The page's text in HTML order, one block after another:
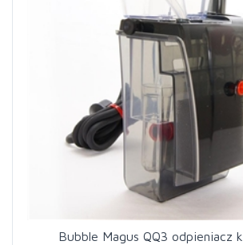
Bubble Magus QQ3 odpieniacz